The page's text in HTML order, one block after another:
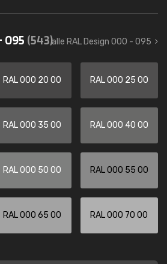
095 (543)alle RAL Design 000 - 095
RAL 000 20 00 RAL 000 25 00
RAL 000 35 00 RAL 000 40 00
RAL 000 50 00 RAL 000 55 00
RAL 000 65 00 RAL 000 70 00